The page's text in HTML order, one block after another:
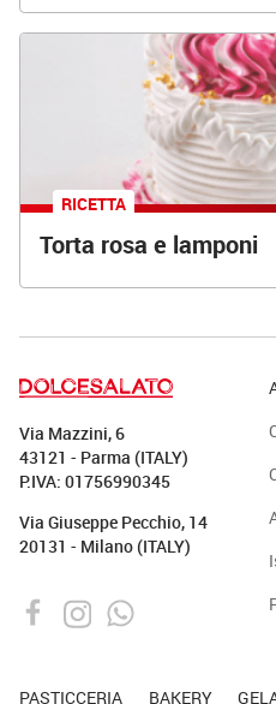
RICETTA
Torta rosa e lamponi
Via Mazzini, 6
43121 - Parma (ITALY)
P.IVA: 01756990345
Via Giuseppe Pecchio, 14
20131 - Milano (ITALY)
PASTICCERIA BAKERY